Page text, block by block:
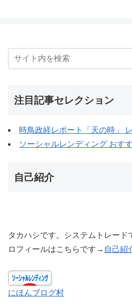
注目記事セレクション
時鳥政経レポート「天の時」
ソーシャルレンディング おす
自己紹介
タカハシです。システムトレード
ロフィールはこちらです→ 自己紹
にほんブログ村